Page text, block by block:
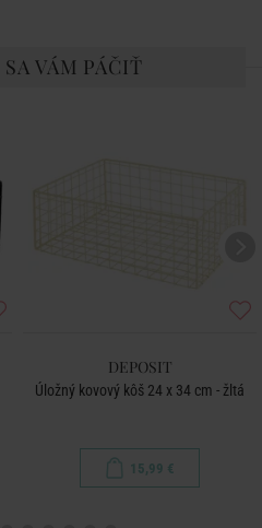
VÁM PÁČIŤ
DEPOSIT
Úložný kovový kôš 24 x 34 cm - žltá
15,99 €